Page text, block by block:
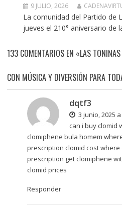
9 JULIO, 2026
La comunidad del Partido de
jueves el 210° aniversario de
133 COMENTARIOS EN «LAS
CON MÚSICA Y DIVERSIÓN PARA
dqtf3
3 junio, 2025
can i buy clomid
clomiphene bula homem
prescription clomid costwhere
prescription get clomiphene
clomid prices
Responder